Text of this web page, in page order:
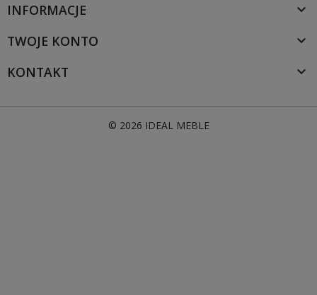
INFORMACJE

TWOJE KONTO

KONTAKT

© 2026 IDEAL MEBLE